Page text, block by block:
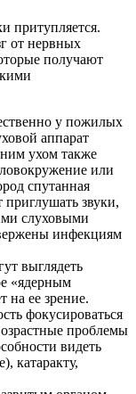
притупляется.
от нервных
получают
у пожилых
аппарат
ухом также
или
спутанная
звуки,
слуховыми
инфекциям
выглядеть
«ядерным
на ее зрение.
фокусироваться
проблемы
видеть
катаракту,